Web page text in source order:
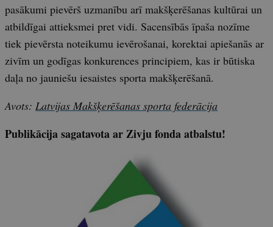
pasākumi pievērš uzmanību arī makšķerēšanas kultūrai un
atbildīgai attieksmei pret vidi. Sacensībās īpaša nozīme
tiek pievērsta noteikumu ievērošanai, korektai apiešanās ar
zivīm un godīgas konkurences principiem, kas ir būtiska
daļa no jauniešu iesaistes sporta makšķerēšanā.
Avots: Latvijas Makšķerēšanas sporta federācija
Publikācija sagatavota ar Zivju fonda atbalstu!